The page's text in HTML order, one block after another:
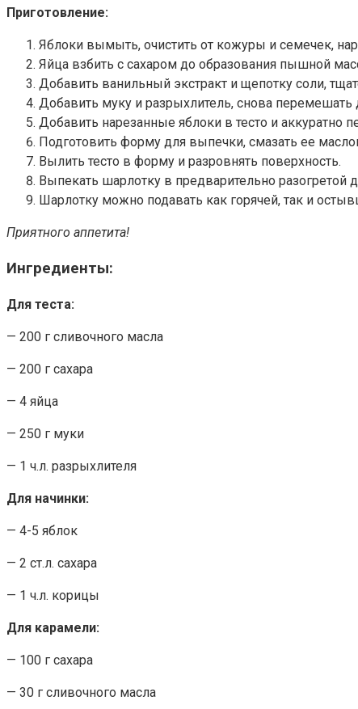
Приготовление:
Яблоки вымыть, очистить от кожуры и семечек,
Яйца взбить с сахаром до образования пышной
Добавить ванильный экстракт и щепотку соли,
Добавить муку и разрыхлитель, снова перемешать
Добавить нарезанные яблоки в тесто и аккуратно
Подготовить форму для выпечки, смазать ее
Вылить тесто в форму и разровнять поверхность.
Выпекать шарлотку в предварительно разогретой
Шарлотку можно подавать как горячей, так и
Приятного аппетита!
Ингредиенты:
Для теста:
— 200 г сливочного масла
— 200 г сахара
— 4 яйца
— 250 г муки
— 1 ч.л. разрыхлителя
Для начинки:
— 4-5 яблок
— 2 ст.л. сахара
— 1 ч.л. корицы
Для карамели:
— 100 г сахара
— 30 г сливочного масла